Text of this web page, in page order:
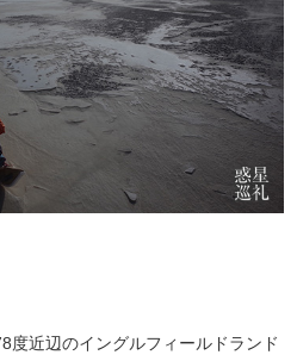
近辺のイングルフィールドランド